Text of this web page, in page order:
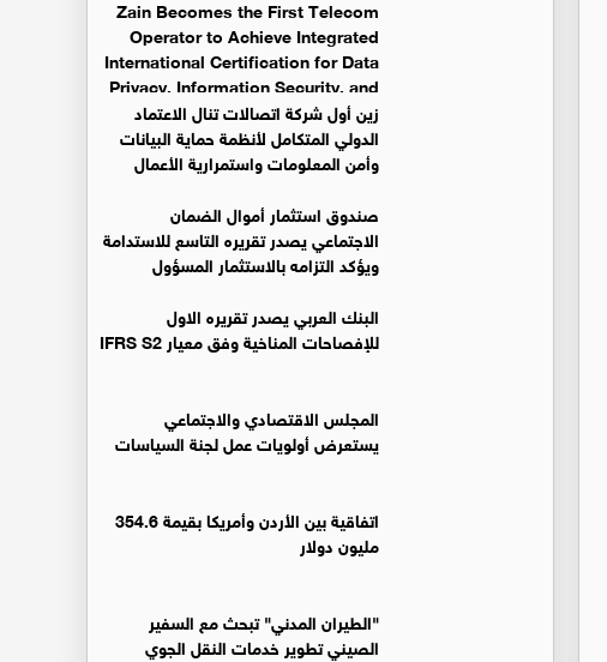
Zain Becomes the First Telecom
Operator to Achieve Integrated
International Certification for Data
Privacy, Information Security, and
Business Continuity Management Systems
زين أول شركة اتصالات تنال الاعتماد
الدولي المتكامل لأنظمة حماية البيانات
وأمن المعلومات واستمرارية الأعمال
صندوق استثمار أموال الضمان
الاجتماعي يصدر تقريره التاسع للاستدامة
ويؤكد التزامه بالاستثمار المسؤول
البنك العربي يصدر تقريره الاول
للإفصاحات المناخية وفق معيار IFRS S2
المجلس الاقتصادي والاجتماعي
يستعرض أولويات عمل لجنة السياسات
اتفاقية بين الأردن وأمريكا بقيمة 354.6
مليون دولار
"الطيران المدني" تبحث مع السفير
الصيني تطوير خدمات النقل الجوي